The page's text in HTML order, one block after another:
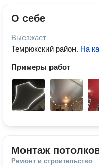
О себе
Выезжает
Темрюкский район. На
Примеры работ
Монтаж
Ремонт и строительство